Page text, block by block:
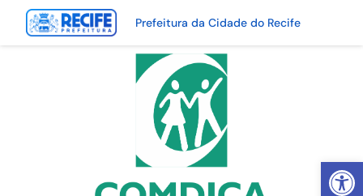
Abrir
Prefeitura da Cidade do Recife